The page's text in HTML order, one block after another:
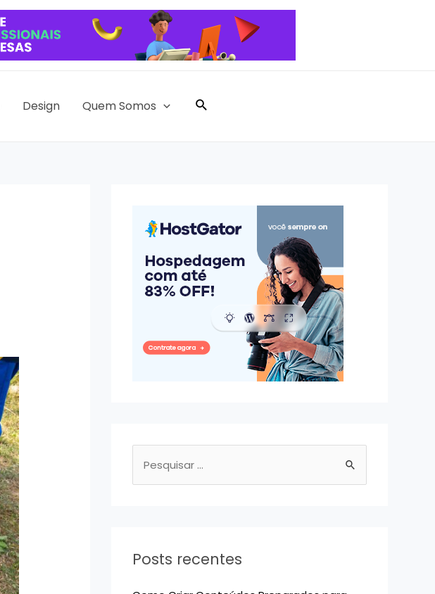
Design Quem Somos Pesquisar
Posts recentes